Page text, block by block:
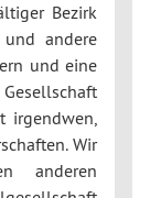
Bezirk
andere
und eine
irgendwen,
Wir
anderen